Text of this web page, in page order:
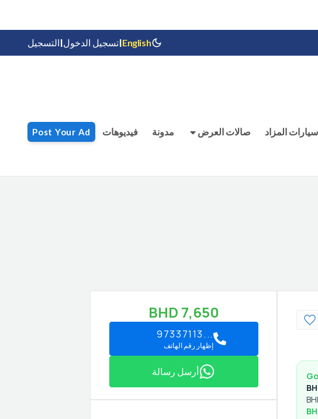
English
|تسجيل الدخول|التسجيل
سيارات المزاد صالات العرض مدونة فيديوهات Post Your Ad
BHD 7,650
97337113...
إظهار رقم الهاتف
أرسل رسالة